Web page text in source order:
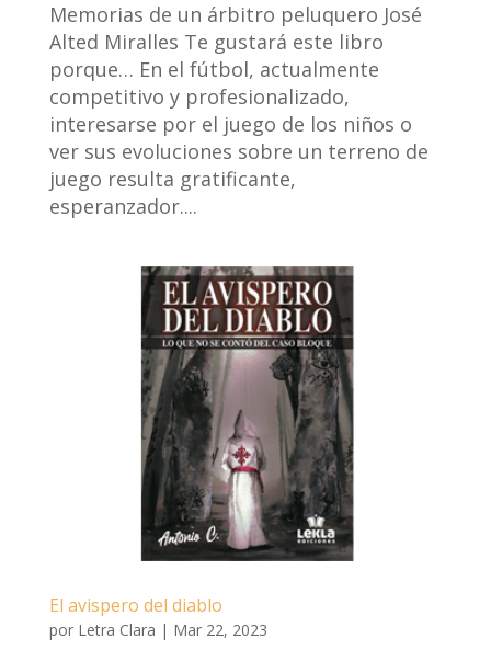
Memorias de un árbitro peluquero José
Alted Miralles Te gustará este libro
porque… En el fútbol, actualmente
competitivo y profesionalizado,
interesarse por el juego de los niños o
ver sus evoluciones sobre un terreno de
juego resulta gratificante,
esperanzador....
El avispero del diablo
por Letra Clara | Mar 22, 2023